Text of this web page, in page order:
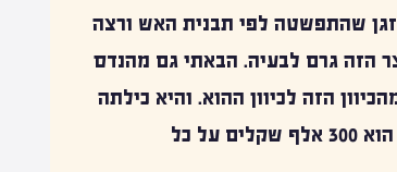
שהתפשטה לפי תבנית האש ורצה
הזה גרם לבעיה. הבאתי גם מהנדס
הזה לכיוון ההוא. והיא כילתה
בדרך את הסלון ואת המזנון ואת המקרר… הנזק הוא 300 אלף שקלים על כל